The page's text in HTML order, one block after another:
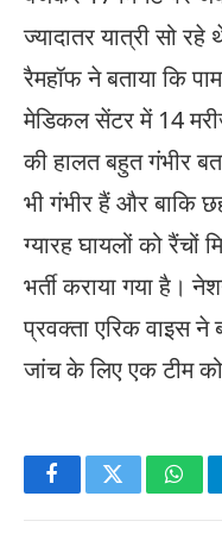
ज्यादातर यात्री सो
रैमहॉफ ने बताया कि
मेडिकल सेंटर में 14
की हालत बहुत गंभीर
भी गंभीर हैं और बाकि
ग्यारह घायलों को रैंचों
भर्ती कराया गया है।
प्रवक्ता एरिक वाइस ने
जांच के लिए एक टीम
FacebookTwitter